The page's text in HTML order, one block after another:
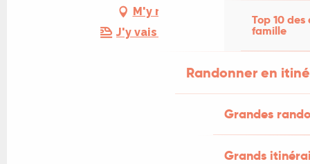
Top 10
famille
Randonner en
Grandes
Grands
M'y rendre
J'y vais en train !